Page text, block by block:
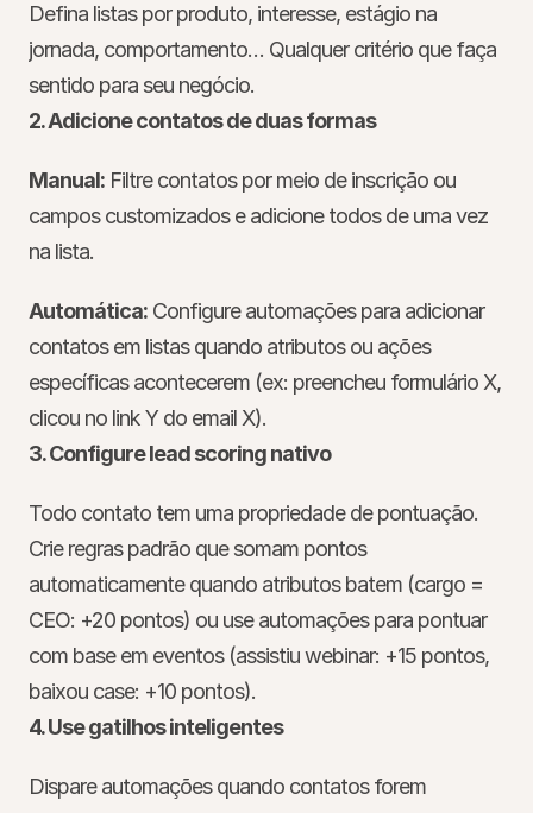
Defina listas por produto, interesse, estágio na
jornada, comportamento… Qualquer critério que faça
sentido para seu negócio.
2. Adicione contatos de duas formas
Manual: Filtre contatos por meio de inscrição ou
campos customizados e adicione todos de uma vez
na lista.
Automática: Configure automações para adicionar
contatos em listas quando atributos ou ações
específicas acontecerem (ex: preencheu formulário X,
clicou no link Y do email X).
3. Configure lead scoring nativo
Todo contato tem uma propriedade de pontuação.
Crie regras padrão que somam pontos
automaticamente quando atributos batem (cargo =
CEO: +20 pontos) ou use automações para pontuar
com base em eventos (assistiu webinar: +15 pontos,
baixou case: +10 pontos).
4. Use gatilhos inteligentes
Dispare automações quando contatos forem